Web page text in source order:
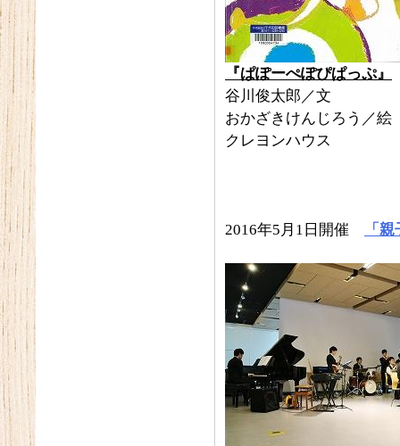
『ぱぽーぺぽぴぱっぷ』
谷川俊太郎／文
おかざきけんじろう／絵
クレヨンハウス
2016年5月1日開催 「